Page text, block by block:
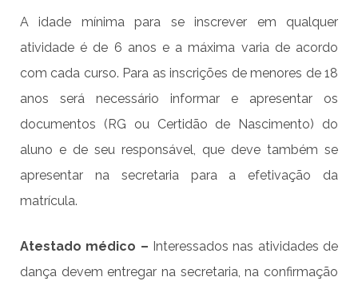
A idade mínima para se inscrever em qualquer
atividade é de 6 anos e a máxima varia de acordo
com cada curso. Para as inscrições de menores de 18
anos será necessário informar e apresentar os
documentos (RG ou Certidão de Nascimento) do
aluno e de seu responsável, que deve também se
apresentar na secretaria para a efetivação da
matrícula.
Atestado médico – Interessados nas atividades de
dança devem entregar na secretaria, na confirmação